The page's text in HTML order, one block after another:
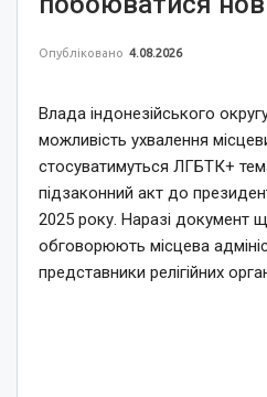
Опубліковано 4.08.2026
Влада індонезійського
можливість ухвалення
стосуватимуться ЛГБТК+
підзаконний акт до
2025 року. Наразі документ
обговорюють місцева
представники релігійних